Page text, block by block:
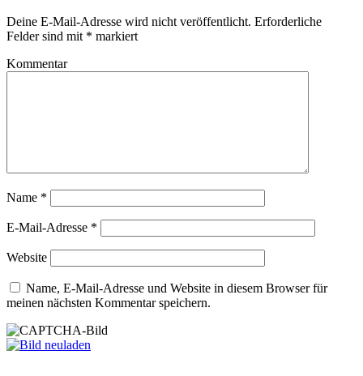
Deine E-Mail-Adresse wird nicht veröffentlicht. Erforderliche
Felder sind mit * markiert
Kommentar
Name *
E-Mail-Adresse *
Website
Name, E-Mail-Adresse und Website in diesem Browser für
meinen nächsten Kommentar speichern.